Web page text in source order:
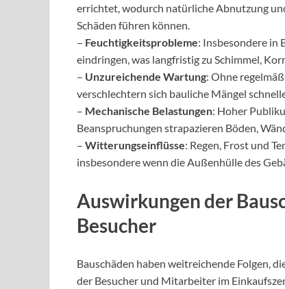
errichtet, wodurch natürliche Abnutzung
Schäden führen können.
– Feuchtigkeitsprobleme: Insbesondere in
eindringen, was langfristig zu Schimmel,
– Unzureichende Wartung: Ohne
verschlechtern sich bauliche Mängel
– Mechanische Belastungen: Hoher
Beanspruchungen strapazieren Böden,
– Witterungseinflüsse: Regen, Frost und
insbesondere wenn die Außenhülle des
Auswirkungen der
Besucher
Bauschäden haben weitreichende Folgen,
der Besucher und Mitarbeiter im